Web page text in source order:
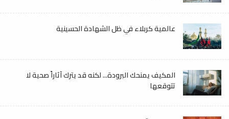
عالمية كربلاء في ظل الشهادة الحسينية
المكيف يمنحك البرودة... لكنه قد يترك آثاراً صحية لا
تتوقعها